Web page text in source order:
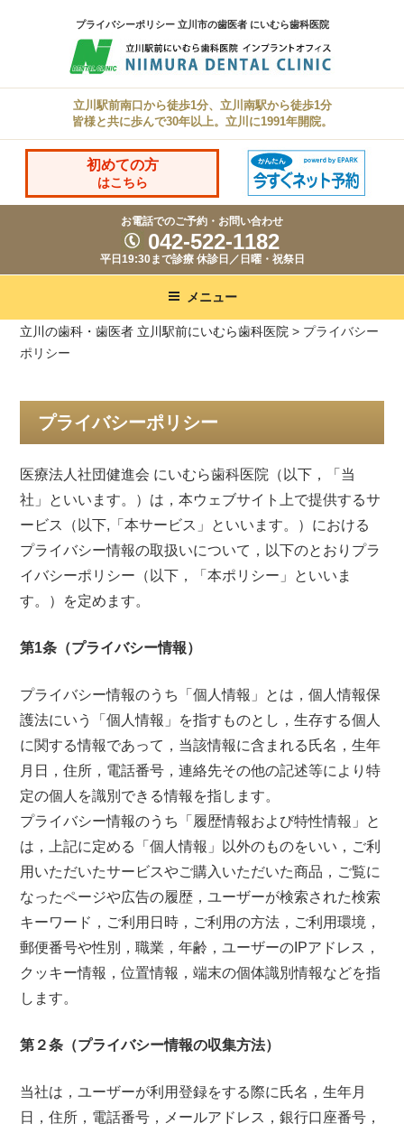
ン
へ
プライバシーポリシー 立川市の歯医者 にいむら歯科医院
立川駅前南口から徒歩1分、立川南駅から徒歩1分
皆様と共に歩んで30年以上。立川に1991年開院。
初めての方
はこちら
お電話でのご予約・お問い合わせ
042-522-1182
平日19:30まで診療 休診日／日曜・祝祭日
メニュー
立川の歯科・歯医者 立川駅前にいむら歯科医院 > プライバシー
ポリシー
プライバシーポリシー
医療法人社団健進会 にいむら歯科医院（以下，「当
社」といいます。）は，本ウェブサイト上で提供するサ
ービス（以下,「本サービス」といいます。）における
プライバシー情報の取扱いについて，以下のとおりプラ
イバシーポリシー（以下，「本ポリシー」といいま
す。）を定めます。
第1条（プライバシー情報）
プライバシー情報のうち「個人情報」とは，個人情報保
護法にいう「個人情報」を指すものとし，生存する個人
に関する情報であって，当該情報に含まれる氏名，生年
月日，住所，電話番号，連絡先その他の記述等により特
定の個人を識別できる情報を指します。
プライバシー情報のうち「履歴情報および特性情報」と
は，上記に定める「個人情報」以外のものをいい，ご利
用いただいたサービスやご購入いただいた商品，ご覧に
なったページや広告の履歴，ユーザーが検索された検索
キーワード，ご利用日時，ご利用の方法，ご利用環境，
郵便番号や性別，職業，年齢，ユーザーのIPアドレス，
クッキー情報，位置情報，端末の個体識別情報などを指
します。
第２条（プライバシー情報の収集方法）
当社は，ユーザーが利用登録をする際に氏名，生年月
日，住所，電話番号，メールアドレス，銀行口座番号，